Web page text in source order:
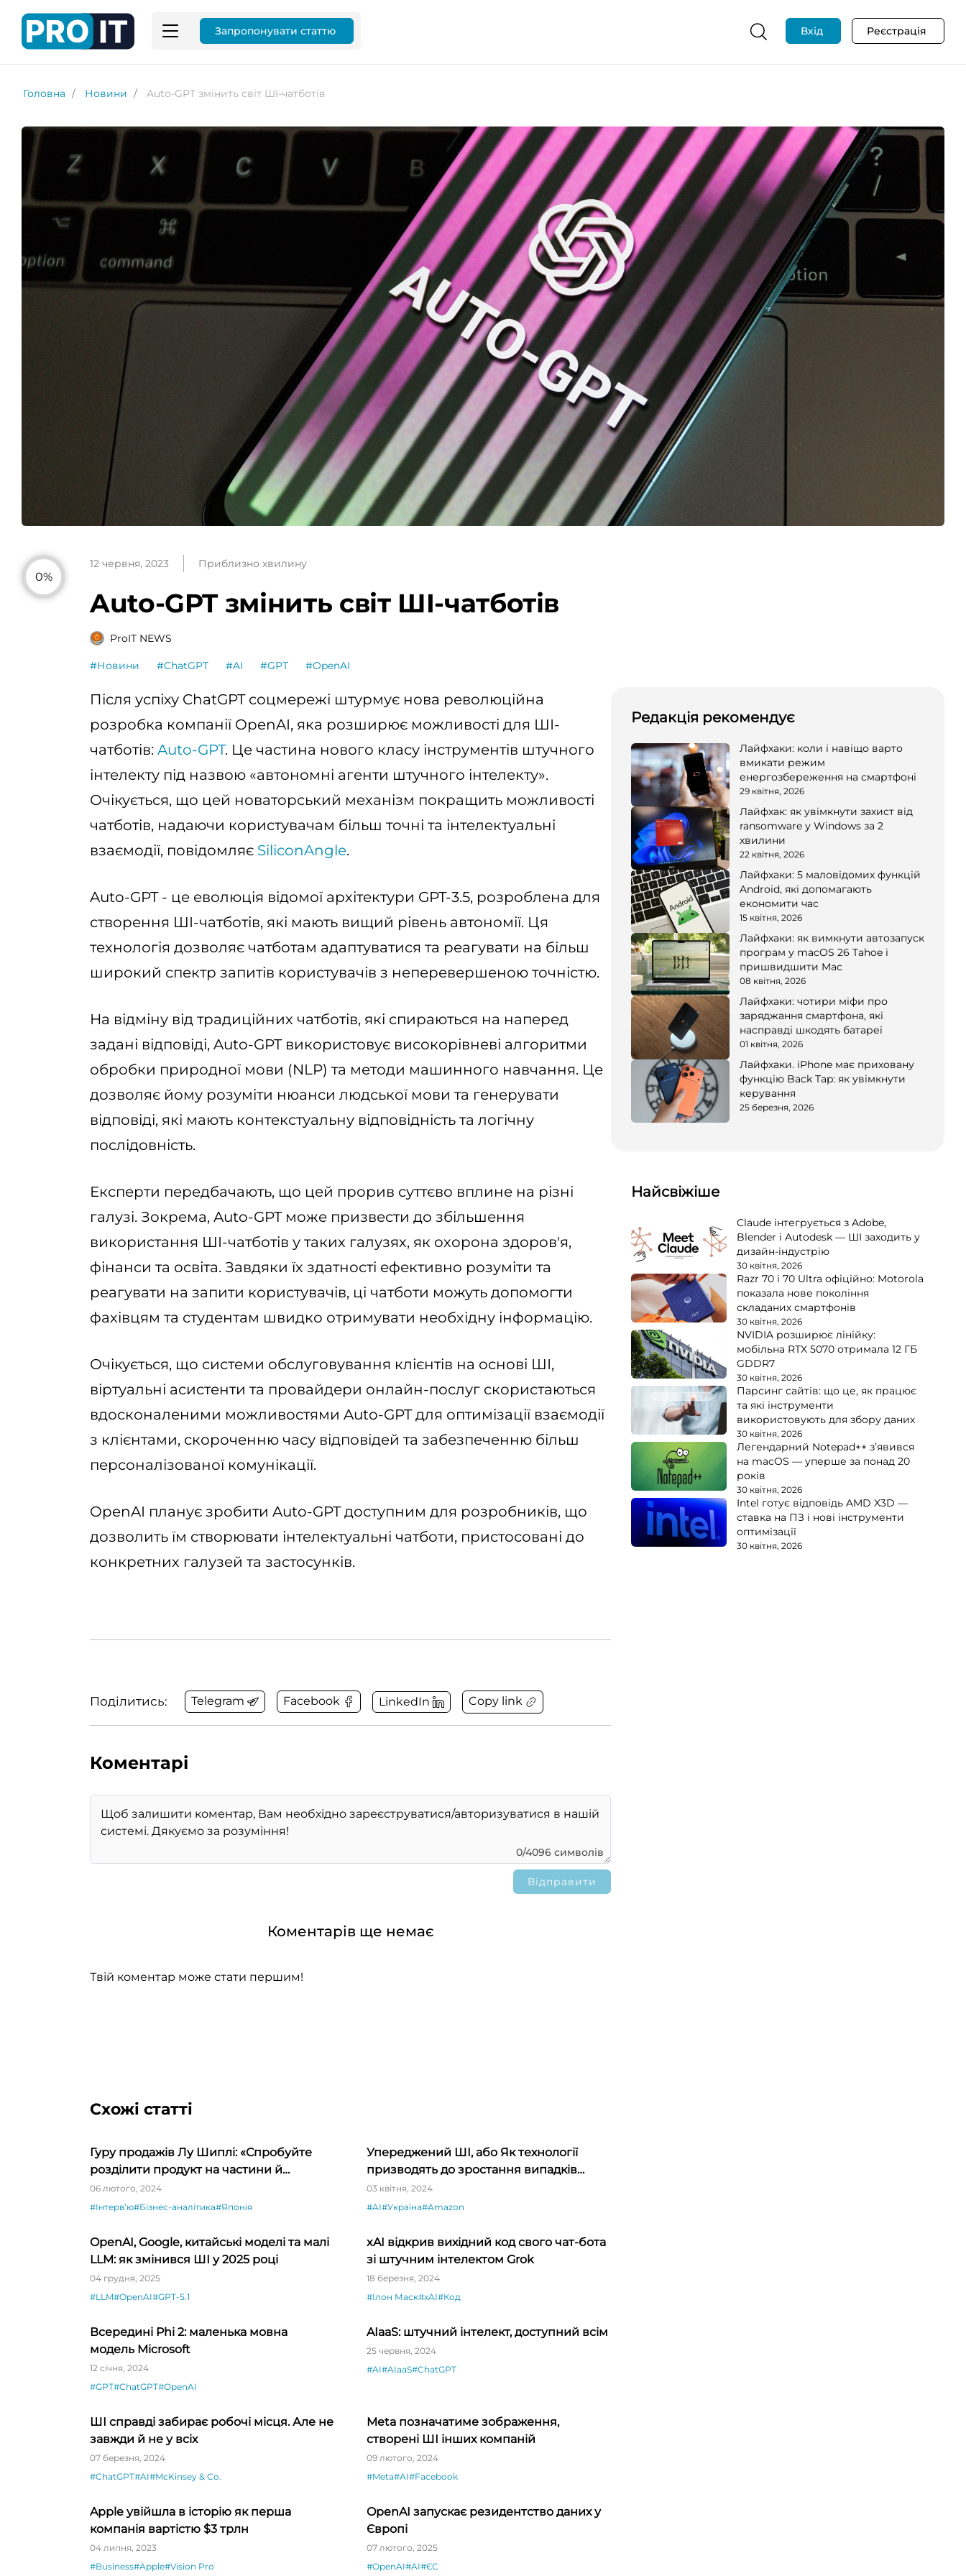
Запропонувати статтю Вхід Реєстрація
Головна Новини Auto-GPT змінить світ ШI-чатботів
0%
12 червня, 2023 Приблизно хвилину
Auto-GPT змінить світ ШI-чатботів
ProIT NEWS
#Новини #ChatGPT #AI #GPT #OpenAI
Після успіху ChatGPT соцмережі штурмує нова революційна
розробка компанії OpenAI, яка розширює можливості для ШІ-
чатботів: Auto-GPT. Це частина нового класу інструментів штучного
інтелекту під назвою «автономні агенти штучного інтелекту».
Очікується, що цей новаторський механізм покращить можливості
чатботів, надаючи користувачам більш точні та інтелектуальні
взаємодії, повідомляє SiliconAngle.
Auto-GPT - це еволюція відомої архітектури GPT-3.5, розроблена для
створення ШI-чатботів, які мають вищий рівень автономії. Ця
технологія дозволяє чатботам адаптуватися та реагувати на більш
широкий спектр запитів користувачів з неперевершеною точністю.
На відміну від традиційних чатботів, які спираються на наперед
задані відповіді, Auto-GPT використовує високорівневі алгоритми
обробки природної мови (NLP) та методи машинного навчання. Це
дозволяє йому розуміти нюанси людської мови та генерувати
відповіді, які мають контекстуальну відповідність та логічну
послідовність.
Експерти передбачають, що цей прорив суттєво вплине на різні
галузі. Зокрема, Auto-GPT може призвести до збільшення
використання ШI-чатботів у таких галузях, як охорона здоров'я,
фінанси та освіта. Завдяки їх здатності ефективно розуміти та
реагувати на запити користувачів, ці чатботи можуть допомогти
фахівцям та студентам швидко отримувати необхідну інформацію.
Очікується, що системи обслуговування клієнтів на основі ШІ,
віртуальні асистенти та провайдери онлайн-послуг скористаються
вдосконаленими можливостями Auto-GPT для оптимізації взаємодії
з клієнтами, скороченню часу відповідей та забезпеченню більш
персоналізованої комунікації.
OpenAI планує зробити Auto-GPT доступним для розробників, що
дозволить їм створювати інтелектуальні чатботи, пристосовані до
конкретних галузей та застосунків.
Поділитись: Telegram Facebook LinkedIn Copy link
Коментарі
0/4096 символів
Коментарів ще немає
Твій коментар може стати першим!
Схожі статті
Гуру продажів Лу Шиплі: «Спробуйте
розділити продукт на частини й
продавати окремо – ви будете вражені»
06 лютого, 2024
#Інтервʼю#Бізнес-аналітика#Японія
Упереджений ШІ, або Як технології
призводять до зростання випадків
дискримінації
03 квітня, 2024
#AI#Україна#Amazon
OpenAI, Google, китайські моделі та малі
LLM: як змінився ШІ у 2025 році
04 грудня, 2025
#LLM#OpenAI#GPT-5.1
xAI відкрив вихідний код свого чат-бота
зі штучним інтелектом Grok
18 березня, 2024
#Ілон Маск#xAI#Код
Всередині Phi 2: маленька мовна
модель Microsoft
12 січня, 2024
#GPT#ChatGPT#OpenAI
AIaaS: штучний інтелект, доступний всім
25 червня, 2024
#AI#AIaaS#ChatGPT
ШІ справді забирає робочі місця. Але не
завжди й не у всіх
07 березня, 2024
#ChatGPT#AI#McKinsey & Co.
Meta позначатиме зображення,
створені ШІ інших компаній
09 лютого, 2024
#Meta#AI#Facebook
Apple увійшла в історію як перша
компанія вартістю $3 трлн
04 липня, 2023
#Business#Apple#Vision Pro
OpenAI запускає резидентство даних у
Європі
07 лютого, 2025
#OpenAI#AI#ЄС
Редакція рекомендує
Лайфхаки: коли і навіщо варто
вмикати режим
енергозбереження на смартфоні
29 квітня, 2026
Лайфхак: як увімкнути захист від
ransomware у Windows за 2
хвилини
22 квітня, 2026
Лайфхаки: 5 маловідомих функцій
Android, які допомагають
економити час
15 квітня, 2026
Лайфхаки: як вимкнути автозапуск
програм у macOS 26 Tahoe і
пришвидшити Mac
08 квітня, 2026
Лайфхаки: чотири міфи про
заряджання смартфона, які
насправді шкодять батареї
01 квітня, 2026
Лайфхаки. iPhone має приховану
функцію Back Tap: як увімкнути
керування
25 березня, 2026
Найсвіжіше
Claude інтегрується з Adobe,
Blender і Autodesk — ШІ заходить у
дизайн-індустрію
30 квітня, 2026
Razr 70 і 70 Ultra офіційно: Motorola
показала нове покоління
складаних смартфонів
30 квітня, 2026
NVIDIA розширює лінійку:
мобільна RTX 5070 отримала 12 ГБ
GDDR7
30 квітня, 2026
Парсинг сайтів: що це, як працює
та які інструменти
використовують для збору даних
30 квітня, 2026
Легендарний Notepad++ з’явився
на macOS — уперше за понад 20
років
30 квітня, 2026
Intel готує відповідь AMD X3D —
ставка на ПЗ і нові інструменти
оптимізації
30 квітня, 2026